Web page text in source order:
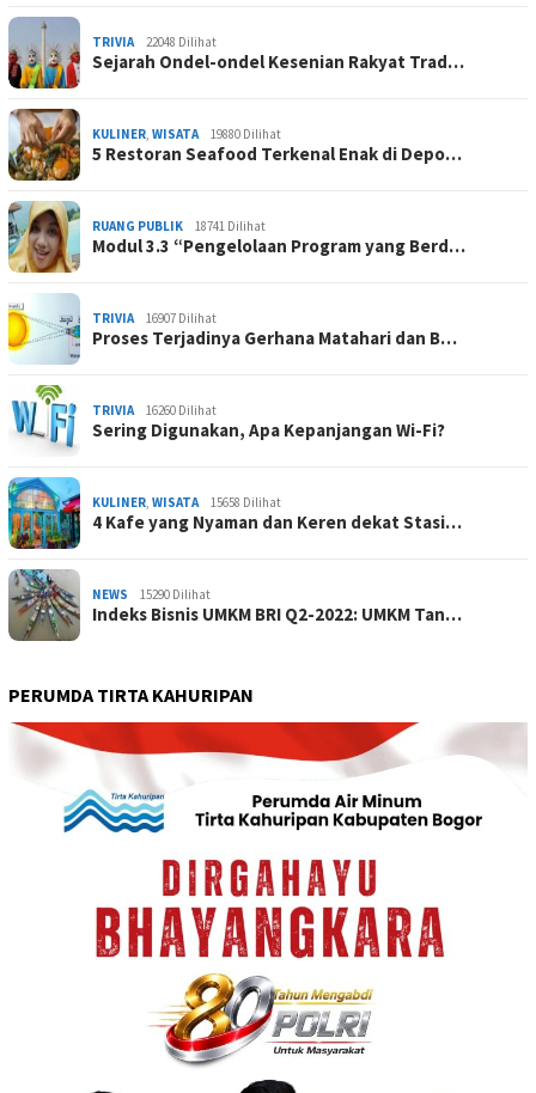
TRIVIA 22048 Dilihat
Sejarah Ondel-ondel Kesenian Rakyat Trad…
KULINER, WISATA 19880 Dilihat
5 Restoran Seafood Terkenal Enak di Depo…
RUANG PUBLIK 18741 Dilihat
Modul 3.3 “Pengelolaan Program yang Berd…
TRIVIA 16907 Dilihat
Proses Terjadinya Gerhana Matahari dan B…
TRIVIA 16260 Dilihat
Sering Digunakan, Apa Kepanjangan Wi-Fi?
KULINER, WISATA 15658 Dilihat
4 Kafe yang Nyaman dan Keren dekat Stasi…
NEWS 15290 Dilihat
Indeks Bisnis UMKM BRI Q2-2022: UMKM Tan…
PERUMDA TIRTA KAHURIPAN